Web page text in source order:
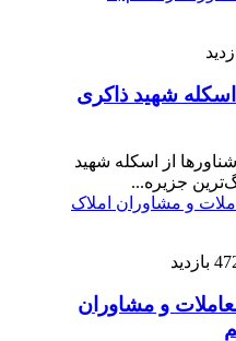
شهید ذاکری
از اسکله شهید
جزیره...
بازدید
و مشاوران